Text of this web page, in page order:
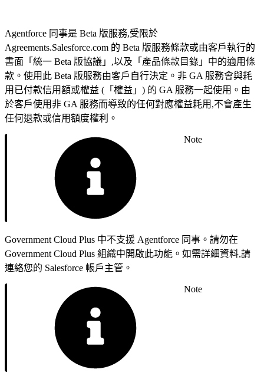
Agentforce 同事是 Beta 版服務,受限於
Agreements.Salesforce.com 的 Beta 版服務條款或由客戶執行的
書面「統一 Beta 版協議」,以及「產品條款目錄」中的適用條
款。使用此 Beta 版服務由客戶自行決定。非 GA 服務會與耗
用已付款信用額或權益 (「權益」) 的 GA 服務一起使用。由
於客戶使用非 GA 服務而導致的任何對應權益耗用,不會產生
任何退款或信用額度權利。
Note
Government Cloud Plus 中不支援 Agentforce 同事。請勿在
Government Cloud Plus 組織中開啟此功能。如需詳細資料,請
連絡您的 Salesforce 帳戶主管。
Note